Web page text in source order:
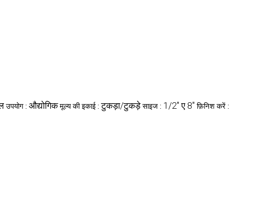
उपयोग : औद्योगिक मूल्य की इकाई :टुकड़ा/टुकड़े साइज : 1/2" ए 8" फ़िनिश करें :